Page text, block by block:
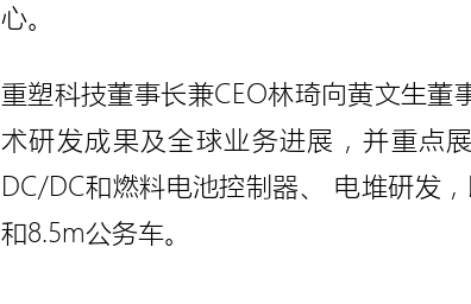
心。
重塑科技董事长兼CEO林琦向黄文生
术研发成果及全球业务进展，并重点
DC/DC和燃料电池控制器、 电堆研发
和8.5m公务车。